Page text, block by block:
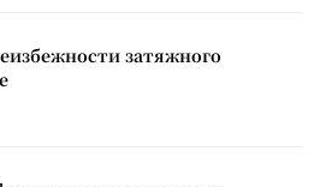
затяжного